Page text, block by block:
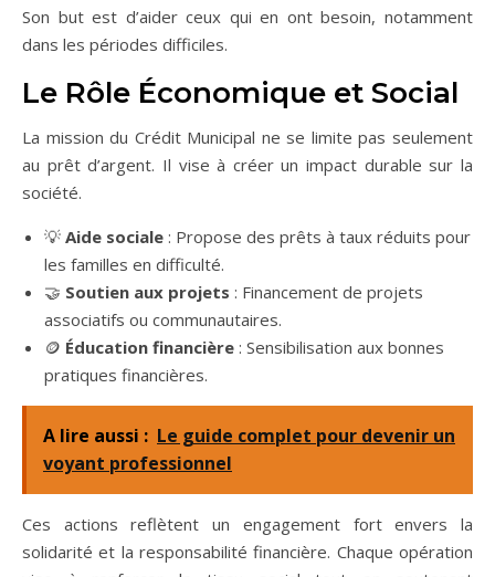
Son but est d’aider ceux qui en ont besoin, notamment
dans les périodes difficiles.
Le Rôle Économique et Social
La mission du Crédit Municipal ne se limite pas seulement
au prêt d’argent. Il vise à créer un impact durable sur la
société.
💡 Aide sociale : Propose des prêts à taux réduits pour
les familles en difficulté.
🤝 Soutien aux projets : Financement de projets
associatifs ou communautaires.
🪙 Éducation financière : Sensibilisation aux bonnes
pratiques financières.
A lire aussi : Le guide complet pour devenir un
voyant professionnel
Ces actions reflètent un engagement fort envers la
solidarité et la responsabilité financière. Chaque opération